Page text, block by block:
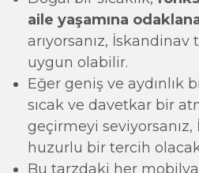
aile yaşamına
arıyorsanız, İskandinav
uygun olabilir.
Eğer geniş ve aydınlık
sıcak ve davetkar bir
geçirmeyi seviyorsanız,
huzurlu bir tercih
Bu tarzdaki her